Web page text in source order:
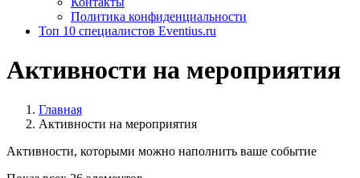
Политика конфиденциальности
Топ 10 специалистов Eventius.ru
Активности на мероприятия
Главная
Активности на мероприятия
Активности, которыми можно наполнить ваше событие